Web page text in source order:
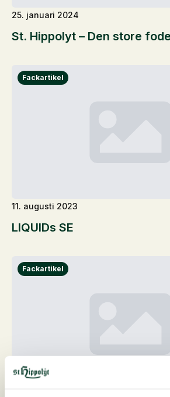
St. Hippolyt – Den store
25. januari 2024
LIQUIDs SE
11. augusti 2023